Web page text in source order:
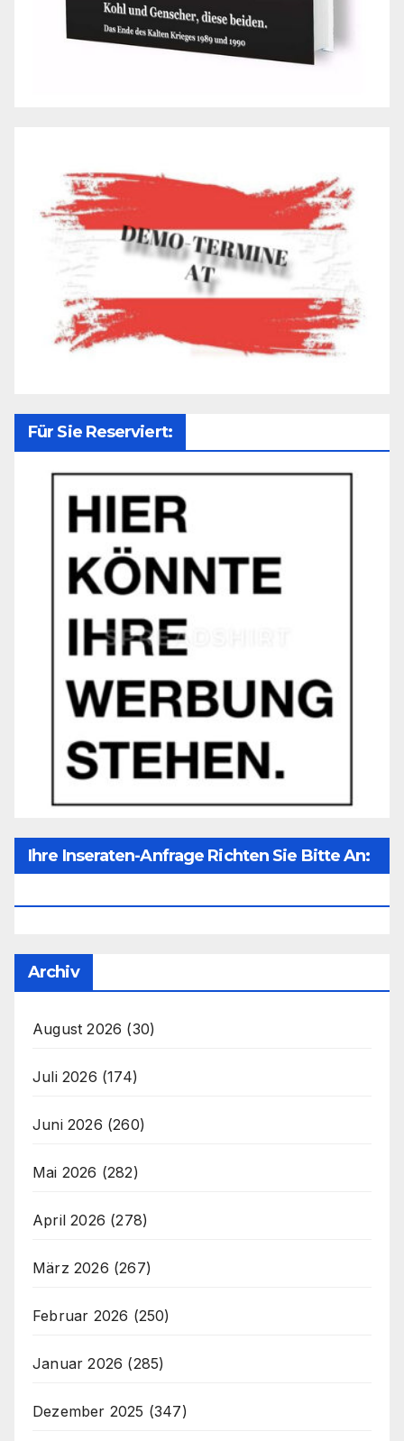
Für Sie Reserviert:
Ihre Inseraten-Anfrage Richten Sie Bitte An:
Archiv
August 2026 (30)
Juli 2026 (174)
Juni 2026 (260)
Mai 2026 (282)
April 2026 (278)
März 2026 (267)
Februar 2026 (250)
Januar 2026 (285)
Dezember 2025 (347)